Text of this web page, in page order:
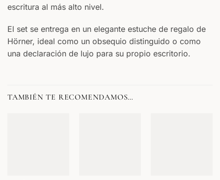
escritura al más alto nivel.
El set se entrega en un elegante estuche de regalo de
Hörner, ideal como un obsequio distinguido o como
una declaración de lujo para su propio escritorio.
TAMBIÉN TE RECOMENDAMOS…